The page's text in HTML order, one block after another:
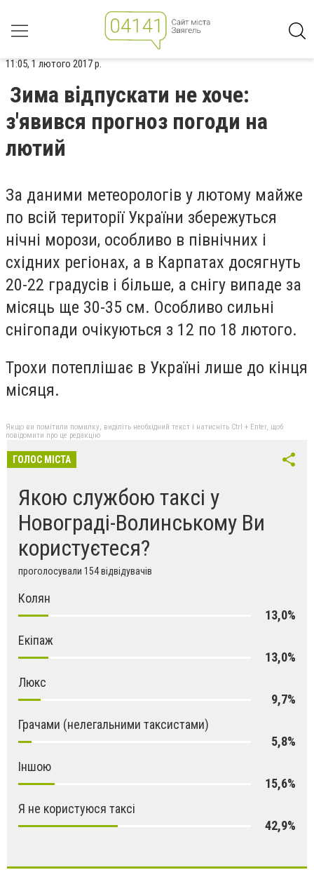
11:05, 1 лютого 2017 р.
Зима відпускати не хоче:
з'явився прогноз погоди на
лютий
За даними метеорологів у лютому майже
по всій території України збережуться
нічні морози, особливо в північних і
східних регіонах, а в Карпатах досягнуть
20-22 градусів і більше, а снігу випаде за
місяць ще 30-35 см. Особливо сильні
снігопади очікуються з 12 по 18 лютого.
Трохи потеплішає в Україні лише до кінця
місяця.
Якщо ви помітили помилку, виділіть необхідний текст і натисніть Ctrl + Enter, щоб
повідомити про це редакцію
ГОЛОС МІСТА
Якою службою таксі у
Новограді-Волинському Ви
користуєтеся?
проголосували 154 відвідувачів
Колян
13,0%
Екіпаж
13,0%
Люкс
9,7%
Грачами (нелегальними таксистами)
5,8%
Іншою
15,6%
Я не користуюся таксі
42,9%